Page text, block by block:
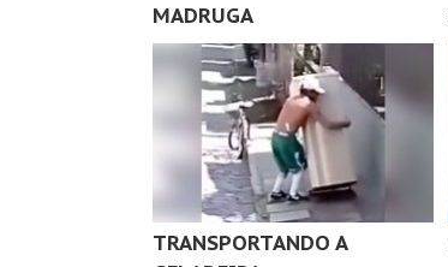
MADRUGA
TRANSPORTANDO A